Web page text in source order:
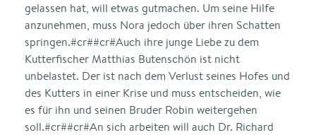
gelassen hat, will etwas gutmachen. Um seine Hilfe
anzunehmen, muss Nora jedoch über ihren Schatten
springen.#cr##cr#Auch ihre junge Liebe zu dem
Kutterfischer Matthias Butenschön ist nicht
unbelastet. Der ist nach dem Verlust seines Hofes und
des Kutters in einer Krise und muss entscheiden, wie
es für ihn und seinen Bruder Robin weitergehen
soll.#cr##cr#An sich arbeiten will auch Dr. Richard